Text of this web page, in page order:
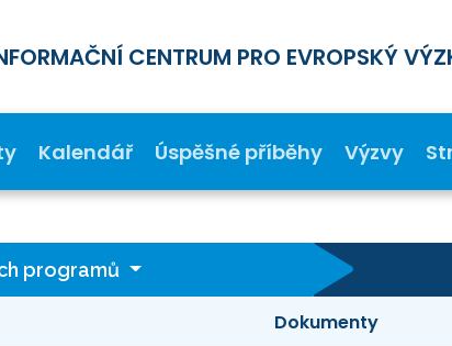
CENTRUM PRO EVROPSKÝ
Kalendář Úspěšné příběhy Výzvy
programů
Dokumenty